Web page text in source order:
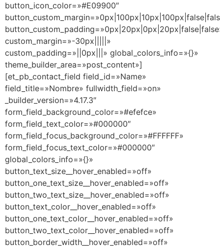
button_icon_color=»#E09900″
custom_margin=»-30px|||||»
custom_padding=»||0px|||» global_colors_info=»{}»
theme_builder_area=»post_content»]
[et_pb_contact_field field_id=»Name»
field_title=»Nombre» fullwidth_field=»on»
_builder_version=»4.17.3″
form_field_background_color=»#efefce»
form_field_text_color=»#000000″
form_field_focus_background_color=»#FFFFFF»
form_field_focus_text_color=»#000000″
global_colors_info=»{}»
button_text_size__hover_enabled=»off»
button_one_text_size__hover_enabled=»off»
button_two_text_size__hover_enabled=»off»
button_text_color__hover_enabled=»off»
button_one_text_color__hover_enabled=»off»
button_two_text_color__hover_enabled=»off»
button_border_width__hover_enabled=»off»